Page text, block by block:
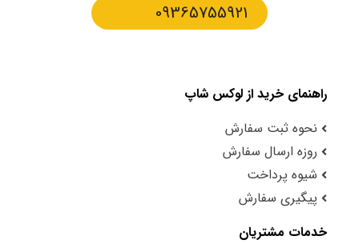
09365755921
راهنمای خرید از لوکس شاپ
نحوه ثبت سفارش
روزه ارسال سفارش
شیوه پرداخت
پیگیری سفارش
خدمات مشتریان